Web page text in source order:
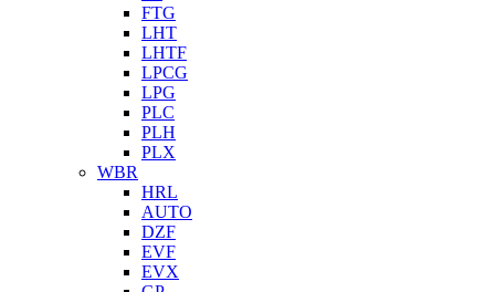
FTG
LHT
LHTF
LPCG
LPG
PLC
PLH
PLX
WBR
HRL
AUTO
DZF
EVF
EVX